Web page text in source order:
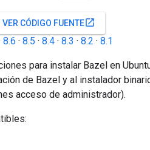
VER CÓDIGO FUENTEopen_in_new
8.6 · 8.5 · 8.4 · 8.3 · 8.2 · 8.1
para instalar Bazel en
de Bazel y al instalador
acceso de administrador).